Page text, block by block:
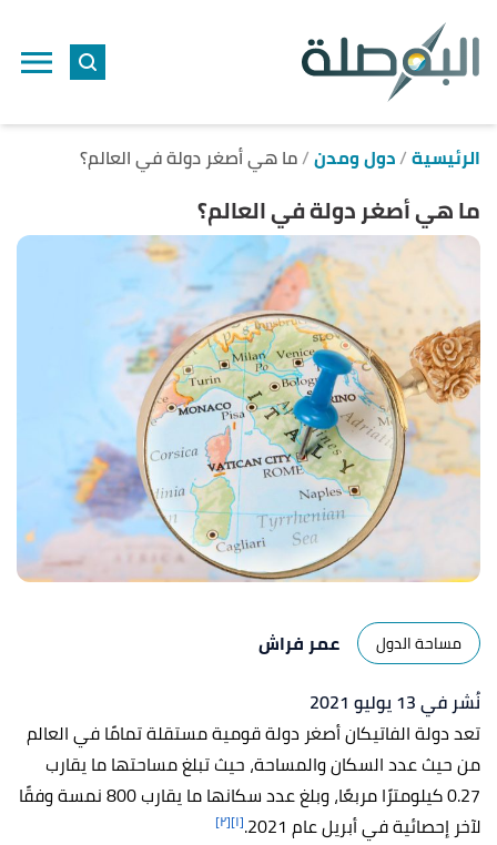
الرئيسية دول ومدن ما هي أصغر دولة في العالم؟
ما هي أصغر دولة في العالم؟
مساحة الدول
عمر فراش
نُشر في 13 يوليو 2021
تعد دولة الفاتيكان أصغر دولة قومية مستقلة تمامًا في العالم
من حيث عدد السكان والمساحة، حيث تبلغ مساحتها ما يقارب
0.27 كيلومترًا مربعًا، وبلغ عدد سكانها ما يقارب 800 نمسة وفقًا
لآخر إحصائية في أبريل عام 2021.
[١] [٢]